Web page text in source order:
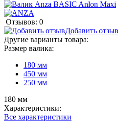
Отзывов: 0
Добавить отзыв
Другие варианты товара:
Размер валика:
180 мм
450 мм
250 мм
180 мм
Характеристики:
Все характеристики